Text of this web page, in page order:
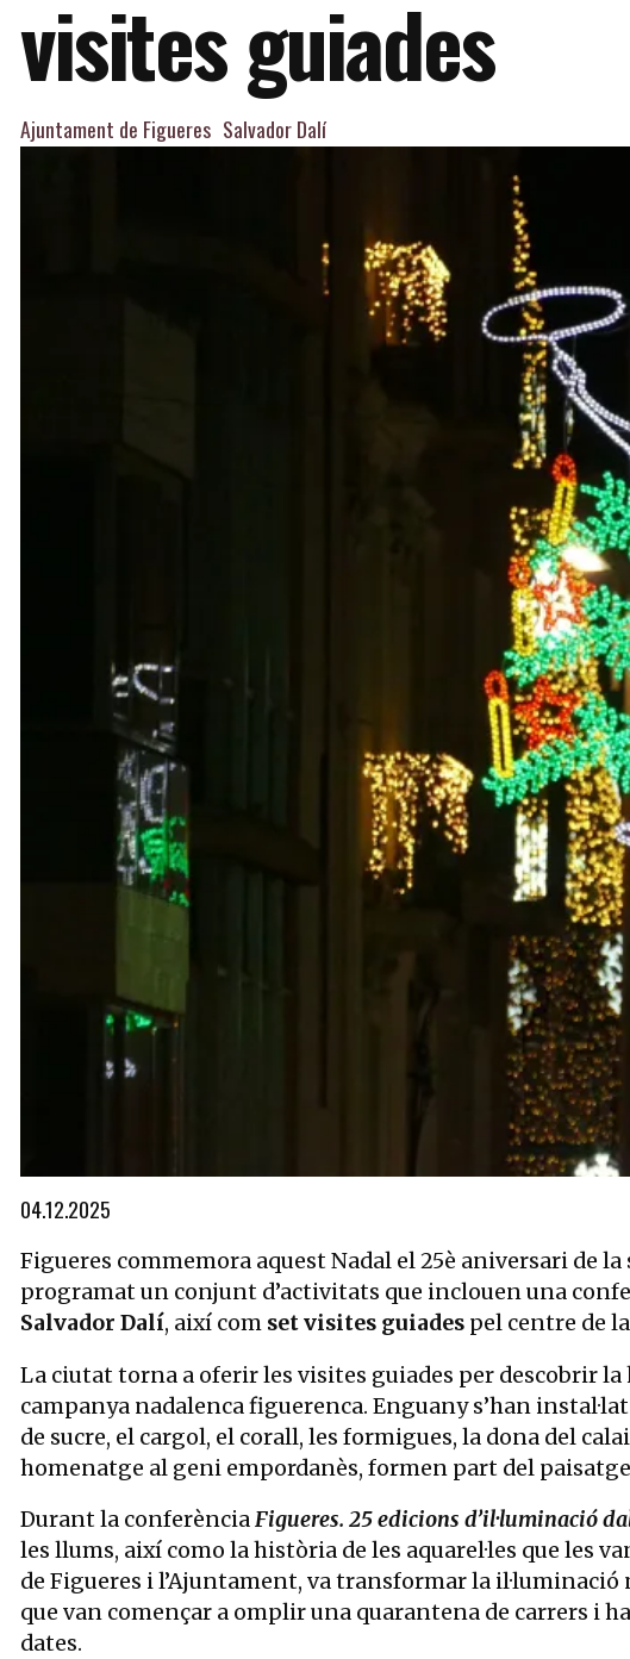
visites guiades
Ajuntament de Figueres Salvador Dalí
Diapositiva 1 de 1
04.12.2025
Figueres commemora aquest Nadal el 25è aniversari de
programat un conjunt d’activitats que inclouen una
Salvador Dalí, així com set visites guiades pel centre de
La ciutat torna a oferir les visites guiades per descobrir
campanya nadalenca figuerenca. Enguany s’han instal·lat
de sucre, el cargol, el corall, les formigues, la dona del
homenatge al geni empordanès, formen part del
Durant la conferènciaFigueres. 25 edicions d’il·luminació
les llums, així como la història de les aquarel·les que les
de Figueres i l’Ajuntament, va transformar la
que van començar a omplir una quarantena de carrers i
dates.